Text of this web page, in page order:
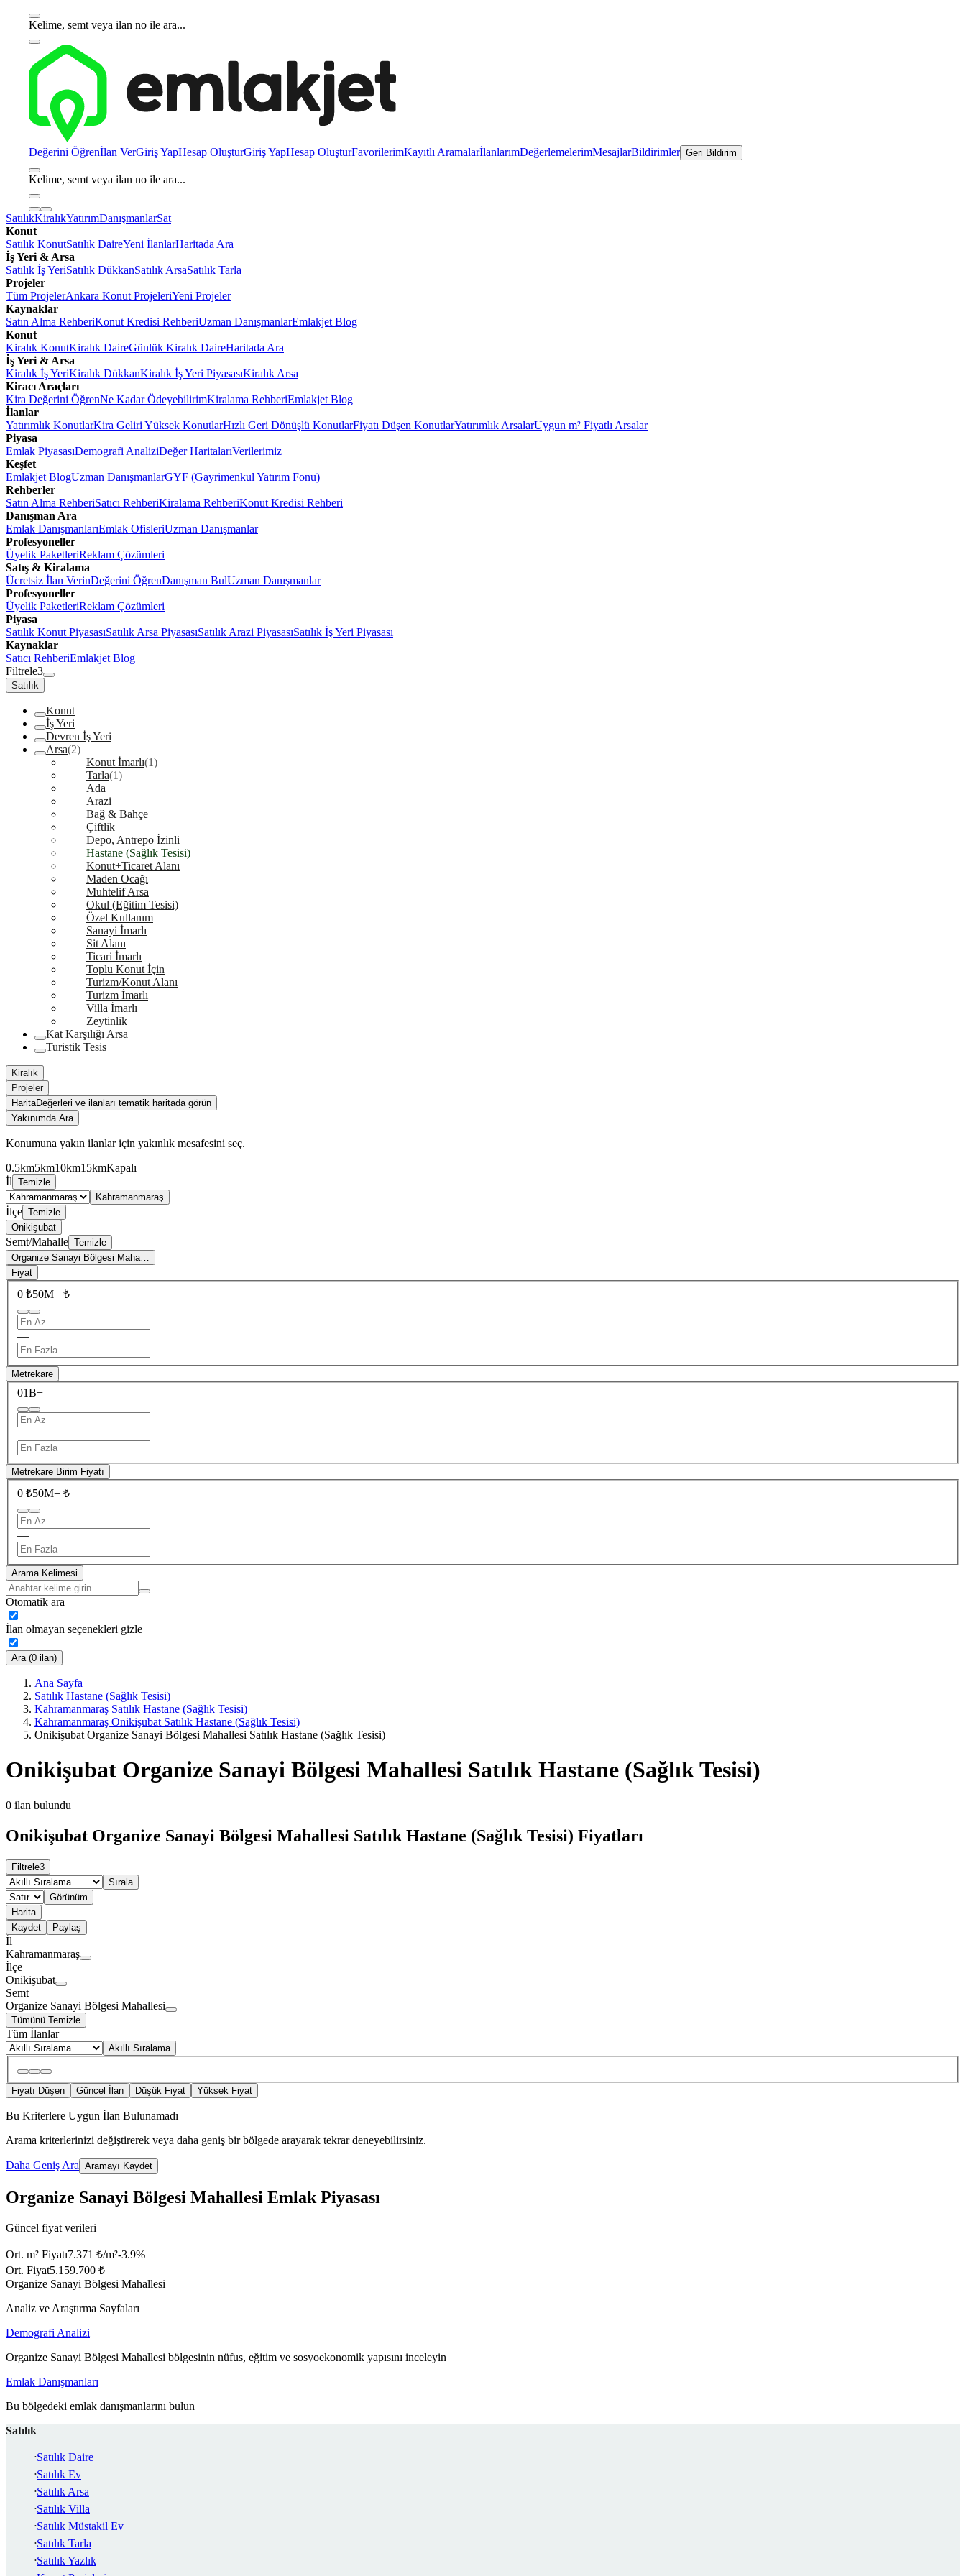
Kelime, semt veya ilan no ile ara...
Değerini Öğrenİlan VerGiriş YapHesap OluşturGiriş YapHesap OluşturFavorilerimKayıtlı AramalarİlanlarımDeğerlemelerimMesajlarBildirimler Geri Bildirim
Kelime, semt veya ilan no ile ara...
SatılıkKiralıkYatırımDanışmanlarSat
Konut
Satılık KonutSatılık DaireYeni İlanlarHaritada Ara
İş Yeri & Arsa
Satılık İş YeriSatılık DükkanSatılık ArsaSatılık Tarla
Projeler
Tüm ProjelerAnkara Konut ProjeleriYeni Projeler
Kaynaklar
Satın Alma RehberiKonut Kredisi RehberiUzman DanışmanlarEmlakjet Blog
Konut
Kiralık KonutKiralık DaireGünlük Kiralık DaireHaritada Ara
İş Yeri & Arsa
Kiralık İş YeriKiralık DükkanKiralık İş Yeri PiyasasıKiralık Arsa
Kiracı Araçları
Kira Değerini ÖğrenNe Kadar ÖdeyebilirimKiralama RehberiEmlakjet Blog
İlanlar
Yatırımlık KonutlarKira Geliri Yüksek KonutlarHızlı Geri Dönüşlü KonutlarFiyatı Düşen KonutlarYatırımlık ArsalarUygun m² Fiyatlı Arsalar
Piyasa
Emlak PiyasasıDemografi AnaliziDeğer HaritalarıVerilerimiz
Keşfet
Emlakjet BlogUzman DanışmanlarGYF (Gayrimenkul Yatırım Fonu)
Rehberler
Satın Alma RehberiSatıcı RehberiKiralama RehberiKonut Kredisi Rehberi
Danışman Ara
Emlak DanışmanlarıEmlak OfisleriUzman Danışmanlar
Profesyoneller
Üyelik PaketleriReklam Çözümleri
Satış & Kiralama
Ücretsiz İlan VerinDeğerini ÖğrenDanışman BulUzman Danışmanlar
Profesyoneller
Üyelik PaketleriReklam Çözümleri
Piyasa
Satılık Konut PiyasasıSatılık Arsa PiyasasıSatılık Arazi PiyasasıSatılık İş Yeri Piyasası
Kaynaklar
Satıcı RehberiEmlakjet Blog
Filtrele3
Satılık
Konut
İş Yeri
Devren İş Yeri
Arsa(2)
Konut İmarlı(1)
Tarla(1)
Ada
Arazi
Bağ & Bahçe
Çiftlik
Depo, Antrepo İzinli
Hastane (Sağlık Tesisi)
Konut+Ticaret Alanı
Maden Ocağı
Muhtelif Arsa
Okul (Eğitim Tesisi)
Özel Kullanım
Sanayi İmarlı
Sit Alanı
Ticari İmarlı
Toplu Konut İçin
Turizm/Konut Alanı
Turizm İmarlı
Villa İmarlı
Zeytinlik
Kat Karşılığı Arsa
Turistik Tesis
Kiralık
Projeler
HaritaDeğerleri ve ilanları tematik haritada görün
Yakınımda Ara
Konumuna yakın ilanlar için yakınlık mesafesini seç.
0.5km5km10km15kmKapalı
İl Temizle
Kahramanmaraş
İlçe Temizle
Onikişubat
Semt/Mahalle Temizle
Organize Sanayi Bölgesi Maha…
Fiyat
0 ₺50M+ ₺
—
Metrekare
01B+
—
Metrekare Birim Fiyatı
0 ₺50M+ ₺
—
Arama Kelimesi
Otomatik ara
İlan olmayan seçenekleri gizle
Ara (0 ilan)
Ana Sayfa
Satılık Hastane (Sağlık Tesisi)
Kahramanmaraş Satılık Hastane (Sağlık Tesisi)
Kahramanmaraş Onikişubat Satılık Hastane (Sağlık Tesisi)
Onikişubat Organize Sanayi Bölgesi Mahallesi Satılık Hastane (Sağlık Tesisi)
Onikişubat Organize Sanayi Bölgesi Mahallesi Satılık Hastane (Sağlık Tesisi)
0 ilan bulundu
Onikişubat Organize Sanayi Bölgesi Mahallesi Satılık Hastane (Sağlık Tesisi) Fiyatları
Filtrele3
Sırala
Görünüm
Harita
Kaydet
Paylaş
İl
Kahramanmaraş
İlçe
Onikişubat
Semt
Organize Sanayi Bölgesi Mahallesi
Tümünü Temizle
Tüm İlanlar
Akıllı Sıralama
Fiyatı Düşen Güncel İlan Düşük Fiyat Yüksek Fiyat
Bu Kriterlere Uygun İlan Bulunamadı
Arama kriterlerinizi değiştirerek veya daha geniş bir bölgede arayarak tekrar deneyebilirsiniz.
Daha Geniş Ara Aramayı Kaydet
Organize Sanayi Bölgesi Mahallesi Emlak Piyasası
Güncel fiyat verileri
Ort. m² Fiyatı7.371 ₺/m²-3.9%
Ort. Fiyat5.159.700 ₺
Organize Sanayi Bölgesi Mahallesi
Analiz ve Araştırma Sayfaları
Demografi Analizi
Organize Sanayi Bölgesi Mahallesi bölgesinin nüfus, eğitim ve sosyoekonomik yapısını inceleyin
Emlak Danışmanları
Bu bölgedeki emlak danışmanlarını bulun
Satılık
Satılık Daire
Satılık Ev
Satılık Arsa
Satılık Villa
Satılık Müstakil Ev
Satılık Tarla
Satılık Yazlık